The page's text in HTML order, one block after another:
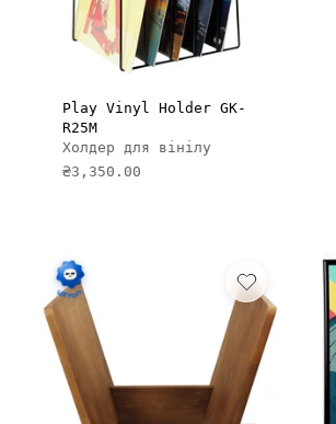
ДОДАТИ В КОШИК
Play Vinyl Holder GK-
R25M
Холдер для вінілу
₴3,350.00